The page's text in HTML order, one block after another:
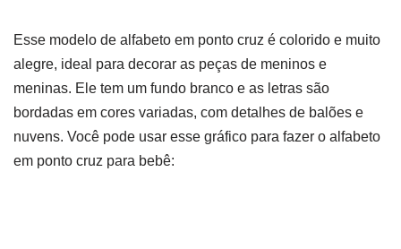
Esse modelo de alfabeto em ponto cruz é colorido e muito
alegre, ideal para decorar as peças de meninos e
meninas. Ele tem um fundo branco e as letras são
bordadas em cores variadas, com detalhes de balões e
nuvens. Você pode usar esse gráfico para fazer o alfabeto
em ponto cruz para bebê: